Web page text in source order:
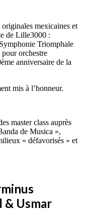
mexicaines et
de Lille3000 :
Triomphale
orchestre
anniversaire de la
mis à l’honneur.
master class auprès
de Musica »,
« défavorisés » et
& Usmar